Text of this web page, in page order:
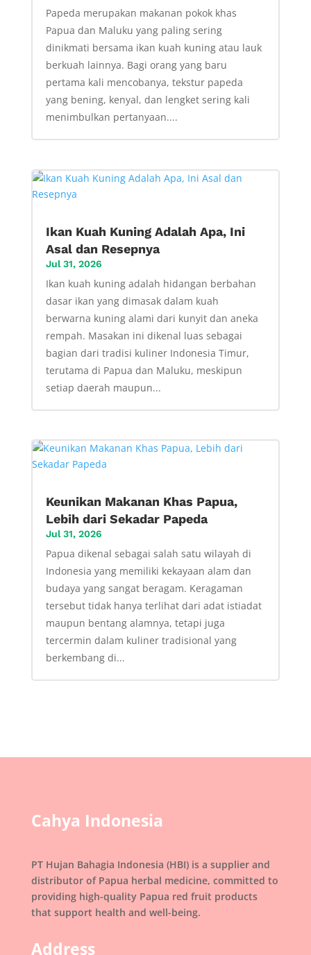
Papeda merupakan makanan pokok khas
Papua dan Maluku yang paling sering
dinikmati bersama ikan kuah kuning atau lauk
berkuah lainnya. Bagi orang yang baru
pertama kali mencobanya, tekstur papeda
yang bening, kenyal, dan lengket sering kali
menimbulkan pertanyaan....
Ikan Kuah Kuning Adalah Apa, Ini
Asal dan Resepnya
Jul 31, 2026
Ikan kuah kuning adalah hidangan berbahan
dasar ikan yang dimasak dalam kuah
berwarna kuning alami dari kunyit dan aneka
rempah. Masakan ini dikenal luas sebagai
bagian dari tradisi kuliner Indonesia Timur,
terutama di Papua dan Maluku, meskipun
setiap daerah maupun...
Keunikan Makanan Khas Papua,
Lebih dari Sekadar Papeda
Jul 31, 2026
Papua dikenal sebagai salah satu wilayah di
Indonesia yang memiliki kekayaan alam dan
budaya yang sangat beragam. Keragaman
tersebut tidak hanya terlihat dari adat istiadat
maupun bentang alamnya, tetapi juga
tercermin dalam kuliner tradisional yang
berkembang di...
Cahya Indonesia
PT Hujan Bahagia Indonesia (HBI) is a supplier and
distributor of Papua herbal medicine, committed to
providing high-quality Papua red fruit products
that support health and well-being.
Address